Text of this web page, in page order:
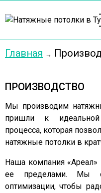
Главная
ПРОИЗВОДСТВО
Мы производим
пришли к идеальной
процесса, которая
натяжные потолки в
Наша компания «Ареал»
ее пределами. Мы
оптимизации, чтобы